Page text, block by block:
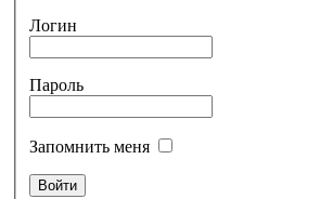
Логин
Пароль
Запомнить меня